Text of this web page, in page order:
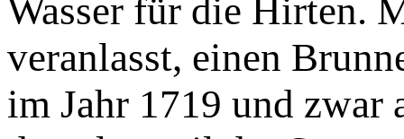
Wasser für die Hirten.
veranlasst, einen
im Jahr 1719 und zwar